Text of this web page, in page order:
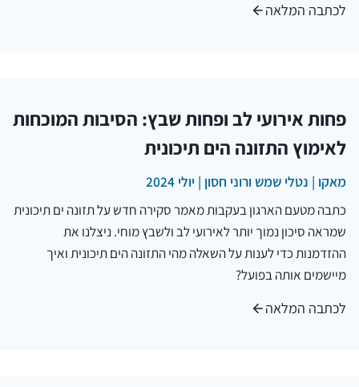
לכתבה המלאה
פחות אירועי לב ופחות שבץ: הסיבות המוכחות
לאימוץ התזונה הים תיכונית
מאקו | נטלי שמש ורוני חסון | יולי 2024
כתבה מטעם הארגון בעקבות מאמר סקירה חדש על תזונה ים תיכונית
שמראה סיכון נמוך יותר לאירועי לב ולשבץ מוחי. ניצלנו את
ההזדמנות כדי לענות על השאלה מהי התזונה הים תיכונית ואיך
מיישמים אותה בפועל?
לכתבה המלאה